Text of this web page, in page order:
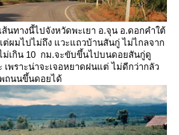
ส้นทางนี้ไปจังหวัดพะเยา อ.จุน อ.ดอกคำใต้
ผมไปไม่ถึง แวะแถวบ้านสันกู่ ไม่ไกลจาก
ม่เกิน 10 กม.จะขับขึ้นไปบนดอยสันกู่ดู
เพราะน่าจะเจอหยาดฝนแต่ ไม่ดีกว่ากลัว
ถนนขึ้นดอยได้